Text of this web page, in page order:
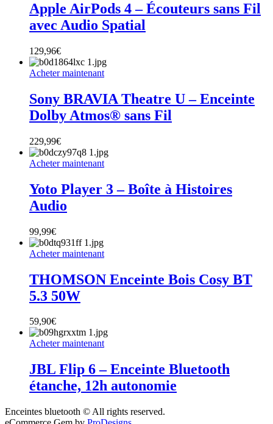
Apple AirPods 4 – Écouteurs sans Fil
avec Audio Spatial
129,96€
Acheter maintenant
Sony BRAVIA Theatre U – Enceinte
Dolby Atmos® sans Fil
229,99€
Acheter maintenant
Yoto Player 3 – Boîte à Histoires
Audio
99,99€
Acheter maintenant
THOMSON Enceinte Bois Cosy BT
5.3 50W
59,90€
Acheter maintenant
JBL Flip 6 – Enceinte Bluetooth
étanche, 12h autonomie
Enceintes bluetooth © All rights reserved.